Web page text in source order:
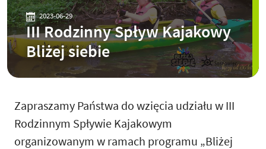
2023-06-29
III Rodzinny Spływ Kajakowy
Bliżej siebie
Zapraszamy Państwa do wzięcia udziału w III
Rodzinnym Spływie Kajakowym
organizowanym w ramach programu „Bliżej